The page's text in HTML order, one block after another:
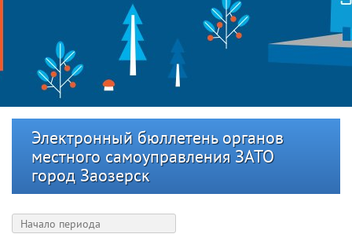
Электронный бюллетень органов
местного самоуправления ЗАТО
город Заозерск